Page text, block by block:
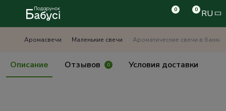
0 0 RU
Аромасвечи Маленькие свечи Ароматические свечи в
Описание Отзывов 0 Условия доставки